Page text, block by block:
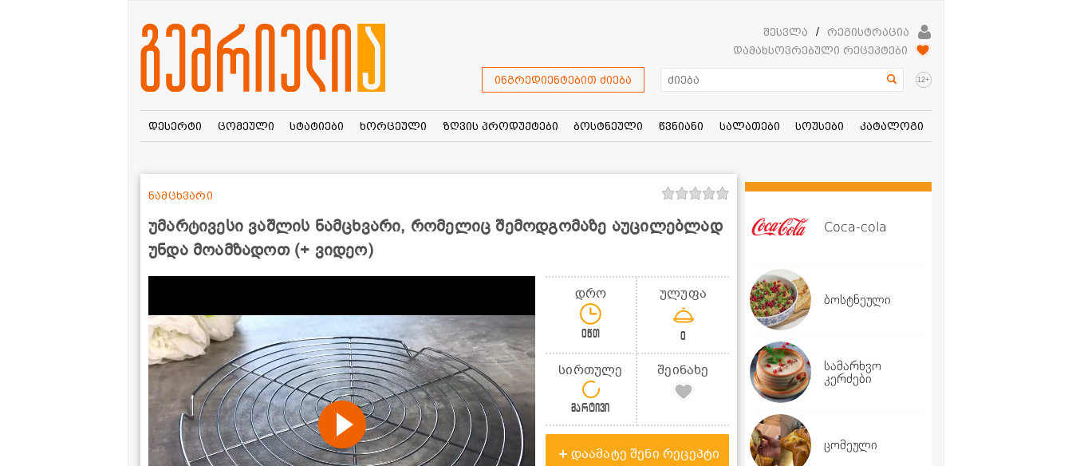
შესვლა /
რეგისტრაცია
დამახსოვრებული რეცეპტები
ინგრედიენტებით ძიება 12+
დესერტი ცომეული სტატიები ხორცეული ზღვის პროდუქტები ბოსტნეული წვნიანი სალათები სოუსები კატალოგი
უმარტივესი ვაშლის ნამცხვარი, რომელიც შემოდგომაზე აუცილებლად
უნდა მოამზადოთ (+ ვიდეო)
ნამცხვარი
დრო
0წთ
ულუფა
0
სირთულე
მარტივი
შეინახე
დაამატე შენი რეცეპტი
Coca-cola
ბოსტნეული
სამარხვო
კერძები
ცომეული